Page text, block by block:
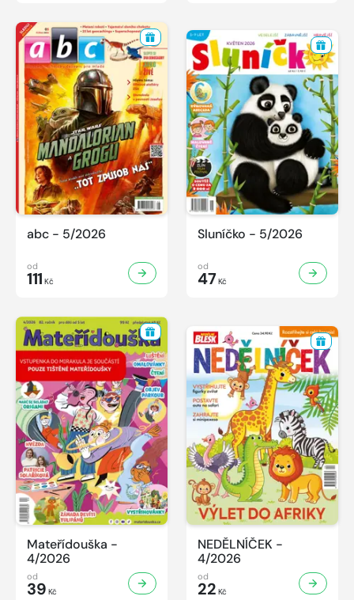
abc - 5/2026
od
111 Kč
Sluníčko - 5/2026
od
47 Kč
Mateřídouška -
4/2026
od
39 Kč
NEDĚLNÍČEK -
4/2026
od
22 Kč